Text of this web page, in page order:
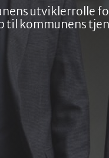
utviklerrolle
til kommunens